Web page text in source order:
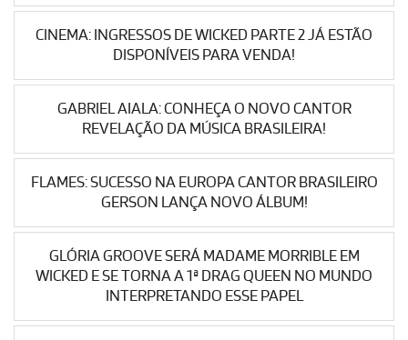
CINEMA: INGRESSOS DE WICKED PARTE 2 JÁ ESTÃO
DISPONÍVEIS PARA VENDA!
GABRIEL AIALA: CONHEÇA O NOVO CANTOR
REVELAÇÃO DA MÚSICA BRASILEIRA!
FLAMES: SUCESSO NA EUROPA CANTOR BRASILEIRO
GERSON LANÇA NOVO ÁLBUM!
GLÓRIA GROOVE SERÁ MADAME MORRIBLE EM
WICKED E SE TORNA A 1ª DRAG QUEEN NO MUNDO
INTERPRETANDO ESSE PAPEL